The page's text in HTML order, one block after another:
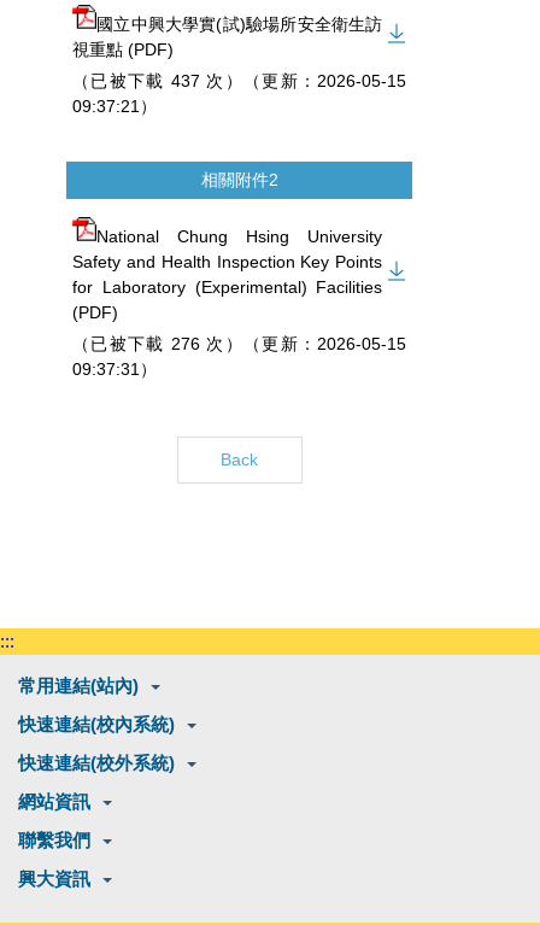
國立中興大學實(試)驗場所安全衛生訪
視重點 (PDF)
（已被下載 437 次）（更新：2026-05-15
09:37:21）
相關附件2
National Chung Hsing University
Safety and Health Inspection Key Points
for Laboratory (Experimental) Facilities
(PDF)
（已被下載 276 次）（更新：2026-05-15
09:37:31）
Back
:::
常用連結(站內)
快速連結(校內系統)
快速連結(校外系統)
網站資訊
聯繫我們
興大資訊